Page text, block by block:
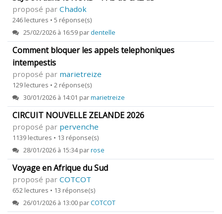
proposé par Chadok
246 lectures • 5 réponse(s)
25/02/2026 à 16:59 par dentelle
Comment bloquer les appels telephoniques
intempestis
proposé par marietreize
129 lectures • 2 réponse(s)
30/01/2026 à 14:01 parmarietreize
CIRCUIT NOUVELLE ZELANDE 2026
proposé par pervenche
1139 lectures • 13 réponse(s)
28/01/2026 à 15:34 parrose
Voyage en Afrique du Sud
proposé par COTCOT
652 lectures • 13 réponse(s)
26/01/2026 à 13:00 parCOTCOT